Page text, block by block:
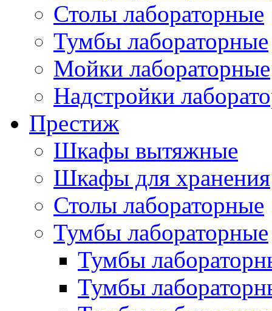
Столы лабораторные
Тумбы лабораторные
Мойки лабораторные
Надстройки
Престиж
Шкафы вытяжные
Шкафы для хранения
Столы лабораторные
Тумбы лабораторные
Тумбы
Тумбы